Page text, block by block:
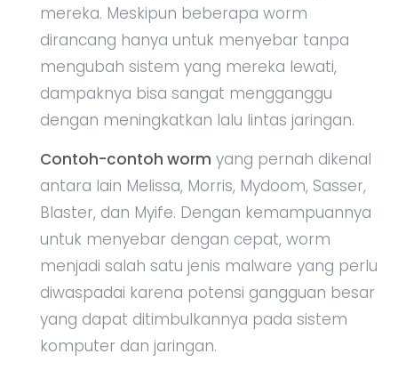
mereka. Meskipun beberapa worm
dirancang hanya untuk menyebar tanpa
mengubah sistem yang mereka lewati,
dampaknya bisa sangat mengganggu
dengan meningkatkan lalu lintas jaringan.
Contoh-contoh worm yang pernah dikenal
antara lain Melissa, Morris, Mydoom, Sasser,
Blaster, dan Myife. Dengan kemampuannya
untuk menyebar dengan cepat, worm
menjadi salah satu jenis malware yang perlu
diwaspadai karena potensi gangguan besar
yang dapat ditimbulkannya pada sistem
komputer dan jaringan.